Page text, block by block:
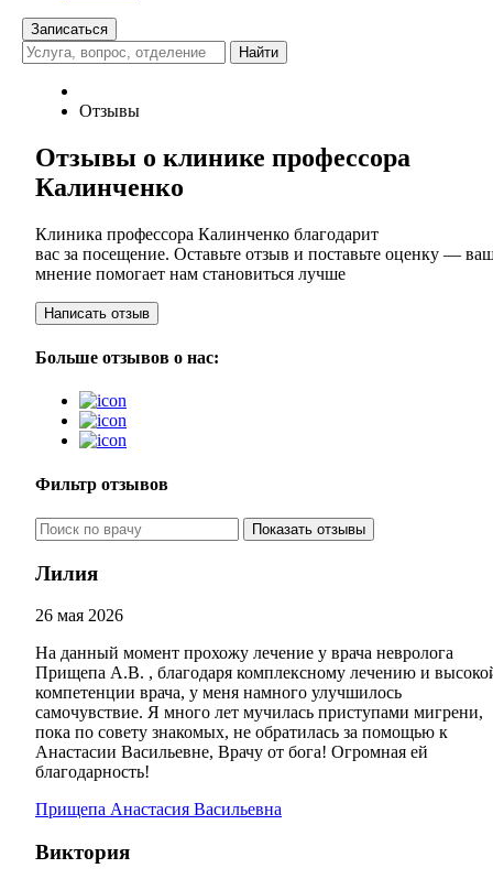
Записаться
Найти
Отзывы
Отзывы о клинике профессора
Калинченко
Клиника профессора Калинченко благодарит
вас за посещение. Оставьте отзыв и поставьте оценку —
мнение помогает нам становиться лучше
Написать отзыв
Больше отзывов о нас:
Фильтр отзывов
Показать отзывы
Лилия
26 мая 2026
На данный момент прохожу лечение у врача невролога
Прищепа А.В. , благодаря комплексному лечению и
компетенции врача, у меня намного улучшилось
самочувствие. Я много лет мучилась приступами мигрени,
пока по совету знакомых, не обратилась за помощью к
Анастасии Васильевне, Врачу от бога! Огромная ей
благодарность!
Прищепа Анастасия Васильевна
Виктория